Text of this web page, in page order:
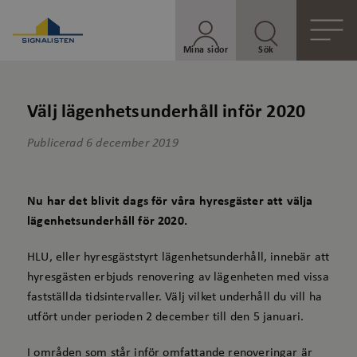
Mina sidor Sök
Välj lägenhetsunderhåll inför 2020
Publicerad 6 december 2019
Nu har det blivit dags för våra hyresgäster att välja
lägenhetsunderhåll för 2020.
HLU, eller hyresgäststyrt lägenhetsunderhåll, innebär att
hyresgästen erbjuds renovering av lägenheten med vissa
fastställda tidsintervaller. Välj vilket underhåll du vill ha
utfört under perioden 2 december till den 5 januari.
I områden som står inför omfattande renoveringar är